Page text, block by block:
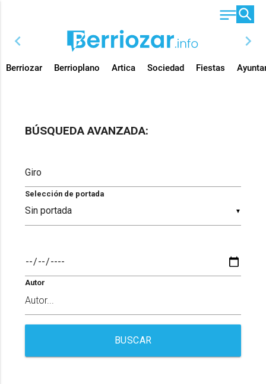
chevron_left chevron_right
Berriozar Berrioplano Artica Sociedad Fiestas
BÚSQUEDA AVANZADA:
▼
Selección de portada
Autor
BUSCAR